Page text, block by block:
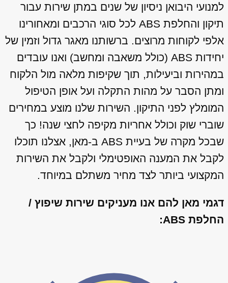
למנועי היבואן ניסיון של שנים במתן שירות עבור
תיקון והחלפת ABS לכל סוגי הרכבים ומאחורינו
אלפי לקוחות מרוצים. ברשותנו מאגר גדול וזמין של
יחידות ABS (כולל משאבה ומחשב) ואנו עובדים
במהירות וביעילות, תוך שקיפות מלאה מול הלקוח
ומתן הסבר על מהות התקלה ועל אופן הטיפול
המומלץ לפני התיקון. השירות שלנו מוצע במחירים
שוברי שוק וכולל אחריות מקיפה לחצי שנה! כך
שבכל מקרה של בעיית ABS ב-מאן, אצלנו תוכלו
לקבל את המענה האופטימלי ולקבל את השירות
המקצועי ביותר לצד מחיר משתלם במיוחד.
דגמי מאן להם אנו מעניקים שירות שיפוץ /
החלפת ABS: